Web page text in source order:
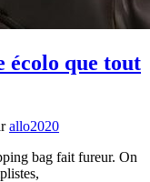
écolo que tout
allo2020
bag fait fureur. On